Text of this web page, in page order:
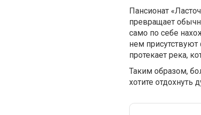
Пансионат
превращает
само по себе
нем
протекает река,
Таким образом,
хотите